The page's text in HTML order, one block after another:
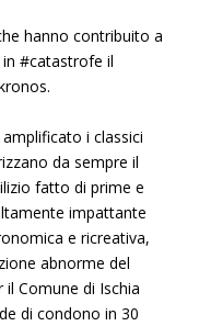
hanno contribuito a
#catastrofe il
i classici
da sempre il
fatto di prime e
impattante
e ricreativa,
abnorme del
Comune di Ischia
di condono in 30